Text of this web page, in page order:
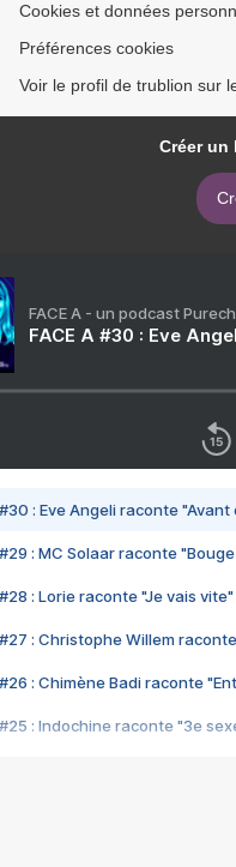
Cookies et données
Préférences cookies
Voir le profil de trublion sur
Créer un
FACE A - un podcast
FACE A #30 : Eve
#30 : Eve Angeli raconte
#29 : MC Solaar raconte
#28 : Lorie raconte "Je vais vite"
#27 : Christophe Willem
#26 : Chimène Badi raconte
#25 : Indochine raconte "3e